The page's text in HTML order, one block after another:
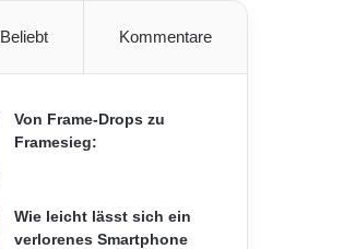
Beliebt Kommentare
Von Frame-Drops zu
Framesieg:
Wie leicht lässt sich ein
verlorenes Smartphone